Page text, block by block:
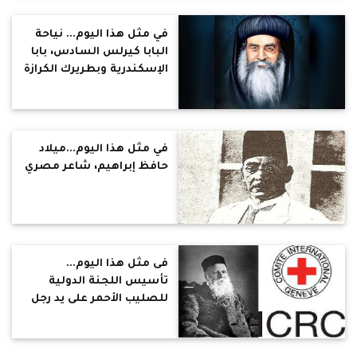
في مثل هذا اليوم... نياحة
البابا كيرلس السادس، بابا
الإسكندرية وبطريرك الكرازة
في مثل هذا اليوم...ميلاد
حافظ إبراهيم، شاعر مصري
فى مثل هذا اليوم...
تأسيس اللجنة الدولية
للصليب الأحمر على يد رجل